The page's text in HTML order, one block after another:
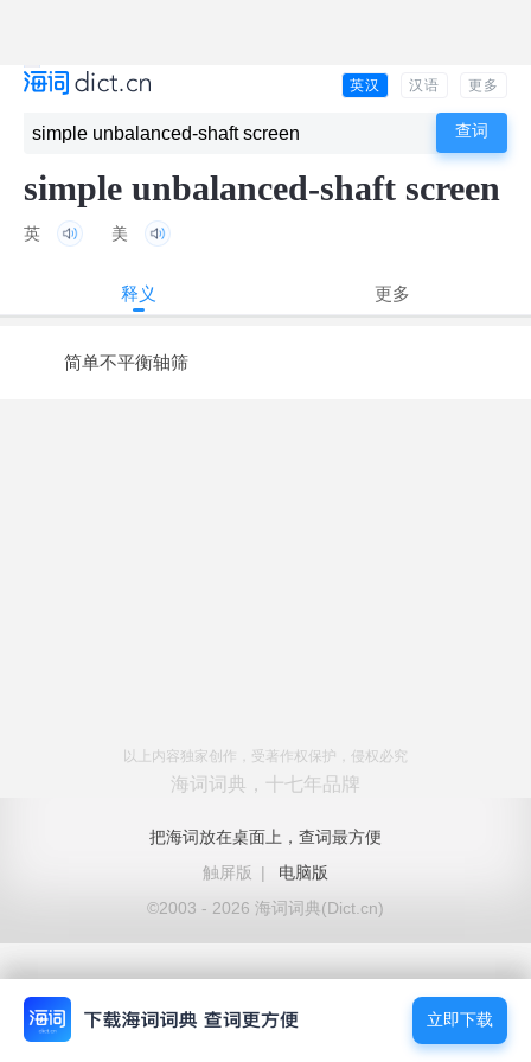
英汉 汉语 更多
simple unbalanced-shaft screen
英 美
释义 更多
简单不平衡轴筛
以上内容独家创作，受著作权保护，侵权必究
海词词典，十七年品牌
把海词放在桌面上，查词最方便
触屏版
|
电脑版
©2003 - 2026 海词词典(Dict.cn)
立即下载
立即下载